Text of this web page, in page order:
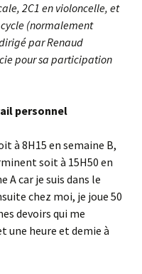
2C1 en violoncelle, et
(normalement
par Renaud
pour sa participation
personnel
à 8H15 en semaine B,
soit à 15H50 en
A car je suis dans le
chez moi, je joue 50
devoirs qui me
une heure et demie à